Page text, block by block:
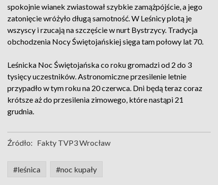
spokojnie wianek zwiastował szybkie zamążpójście, a jego
zatonięcie wróżyło długą samotność. W Leśnicy plotą je
wszyscy i rzucają na szczęście w nurt Bystrzycy. Tradycja
obchodzenia Nocy Świętojańskiej sięga tam połowy lat 70.
Leśnicka Noc Świętojańska co roku gromadzi od 2 do 3
tysięcy uczestników. Astronomiczne przesilenie letnie
przypadło w tym roku na 20 czerwca. Dni będą teraz coraz
krótsze aż do przesilenia zimowego, które nastąpi 21
grudnia.
Źródło: Fakty TVP3 Wrocław
#leśnica #noc kupały